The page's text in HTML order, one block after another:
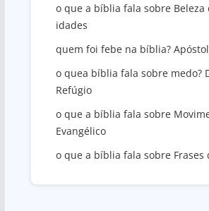
o que a bíblia fala sobre Beleza
idades
quem foi febe na bíblia?
o quea bíblia fala sobre medo?
Refúgio
o que a bíblia fala sobre
Evangélico
o que a bíblia fala sobre Frases